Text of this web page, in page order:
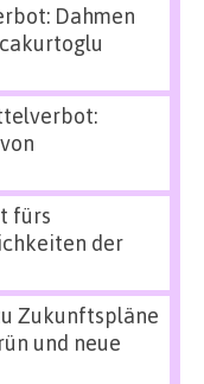
Dahmen
fürs
der
Zukunftspläne
und neue